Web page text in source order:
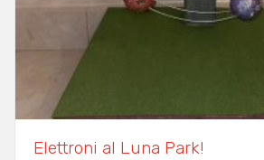
Elettroni al Luna Park!